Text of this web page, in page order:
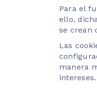
Para el
ello,
se crean
Las
manera